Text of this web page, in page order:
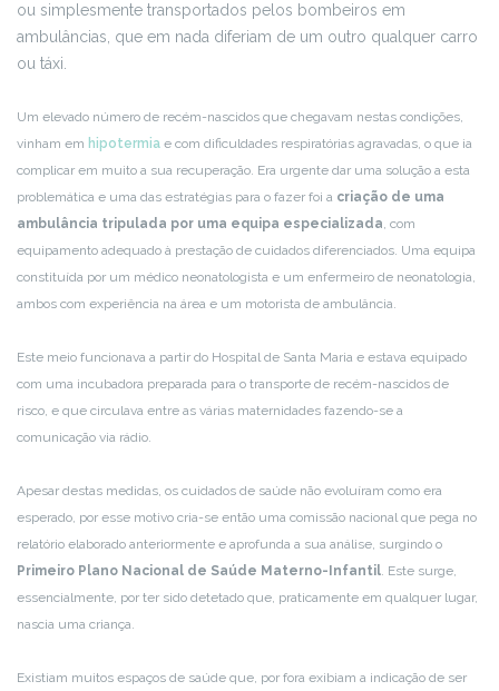
ou simplesmente transportados pelos bombeiros em
ambulâncias, que em nada diferiam de um outro qualquer carro
ou táxi.
Um elevado número de recém-nascidos que chegavam nestas condições,
vinham em hipotermia e com dificuldades respiratórias agravadas, o que ia
complicar em muito a sua recuperação. Era urgente dar uma solução a esta
problemática e uma das estratégias para o fazer foi a criação de uma
ambulância tripulada por uma equipa especializada, com
equipamento adequado à prestação de cuidados diferenciados. Uma equipa
constituída por um médico neonatologista e um enfermeiro de neonatologia,
ambos com experiência na área e um motorista de ambulância.
Este meio funcionava a partir do Hospital de Santa Maria e estava equipado
com uma incubadora preparada para o transporte de recém-nascidos de
risco, e que circulava entre as várias maternidades fazendo-se a
comunicação via rádio.
Apesar destas medidas, os cuidados de saúde não evoluíram como era
esperado, por esse motivo cria-se então uma comissão nacional que pega no
relatório elaborado anteriormente e aprofunda a sua análise, surgindo o
Primeiro Plano Nacional de Saúde Materno-Infantil. Este surge,
essencialmente, por ter sido detetado que, praticamente em qualquer lugar,
nascia uma criança.
Existiam muitos espaços de saúde que, por fora exibiam a indicação de ser